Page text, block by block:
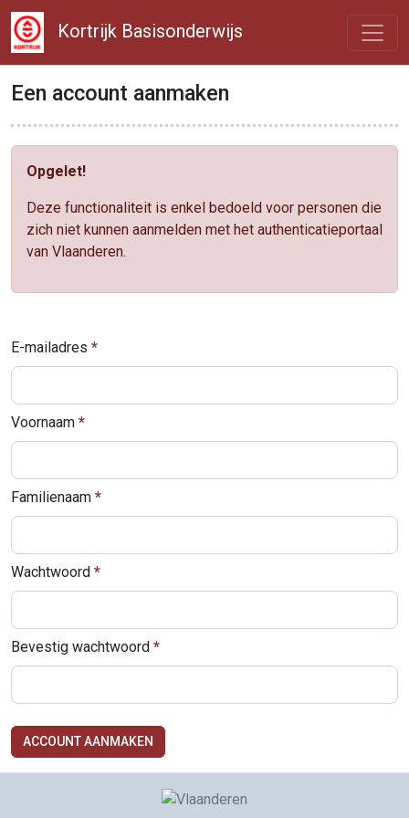
Kortrijk Basisonderwijs
Een account aanmaken
Opgelet!
Deze functionaliteit is enkel bedoeld voor personen die
zich niet kunnen aanmelden met het authenticatieportaal
van Vlaanderen.
E-mailadres
Voornaam
Familienaam
Wachtwoord
Bevestig wachtwoord
ACCOUNT AANMAKEN